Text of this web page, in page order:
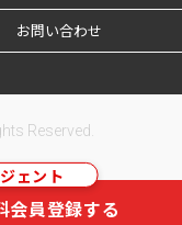
ェント
会員登録する
お問い合わせ
Reserved.